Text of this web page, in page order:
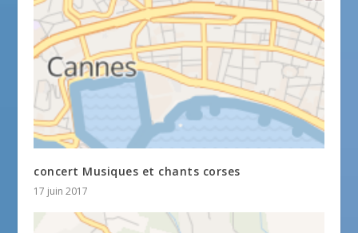
concert Musiques et chants corses
17 juin 2017